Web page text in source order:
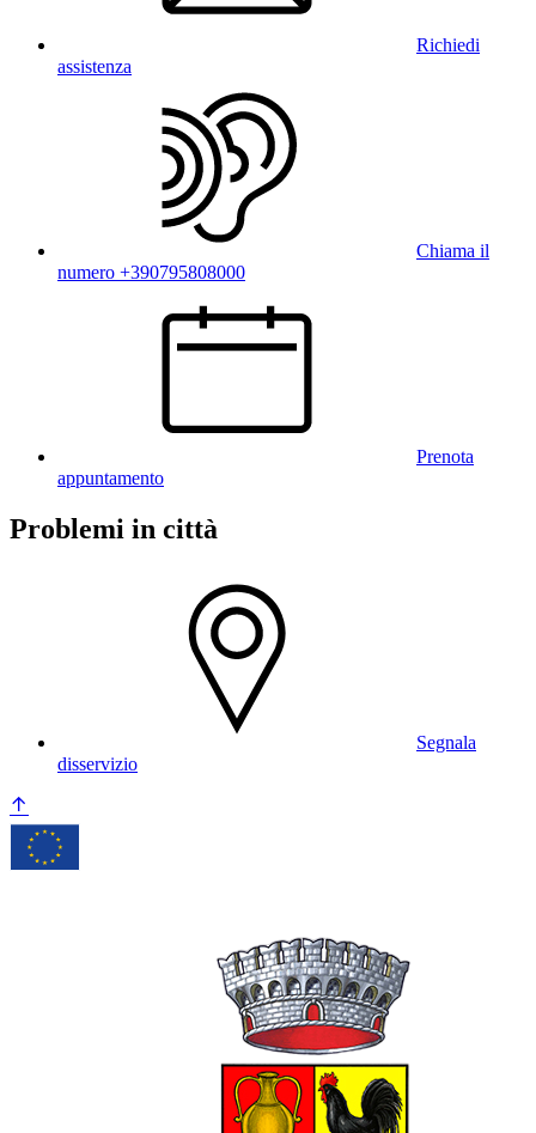
Richiedi
assistenza
Chiama il
numero +390795808000
Prenota
appuntamento
Problemi in città
Segnala
disservizio